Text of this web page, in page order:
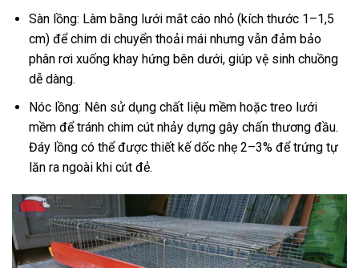
Sàn lồng: Làm bằng lưới mắt cáo nhỏ (kích thước 1–1,5
cm) để chim di chuyển thoải mái nhưng vẫn đảm bảo
phân rơi xuống khay hứng bên dưới, giúp vệ sinh chuồng
dễ dàng.
Nóc lồng: Nên sử dụng chất liệu mềm hoặc treo lưới
mềm để tránh chim cút nhảy dựng gây chấn thương đầu.
Đáy lồng có thể được thiết kế dốc nhẹ 2–3% để trứng tự
lăn ra ngoài khi cút đẻ.